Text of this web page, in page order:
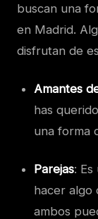
buscan una
en Madrid.
disfrutan de
Amantes
has
una forma
Parejas:
hacer algo
ambos